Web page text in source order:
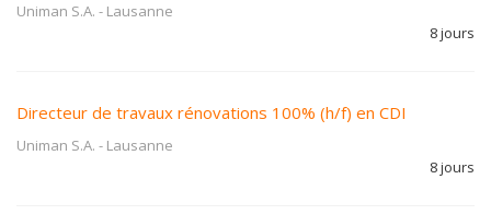
Uniman S.A. - Lausanne
8 jours
Directeur de travaux rénovations 100% (h/f) en CDI
Uniman S.A. - Lausanne
8 jours